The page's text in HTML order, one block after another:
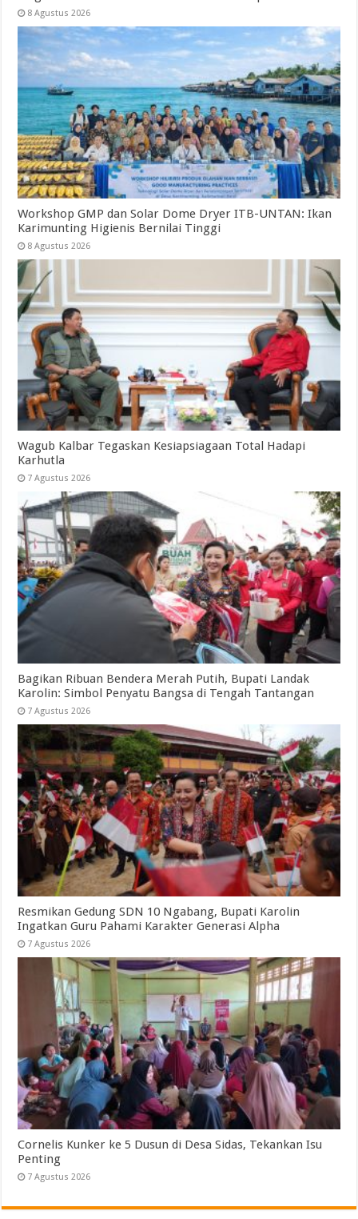
8 Agustus 2026
Workshop GMP dan Solar Dome Dryer ITB-UNTAN: Ikan
Karimunting Higienis Bernilai Tinggi
8 Agustus 2026
Wagub Kalbar Tegaskan Kesiapsiagaan Total Hadapi
Karhutla
7 Agustus 2026
Bagikan Ribuan Bendera Merah Putih, Bupati Landak
Karolin: Simbol Penyatu Bangsa di Tengah Tantangan
7 Agustus 2026
Resmikan Gedung SDN 10 Ngabang, Bupati Karolin
Ingatkan Guru Pahami Karakter Generasi Alpha
7 Agustus 2026
Cornelis Kunker ke 5 Dusun di Desa Sidas, Tekankan Isu
Penting
7 Agustus 2026